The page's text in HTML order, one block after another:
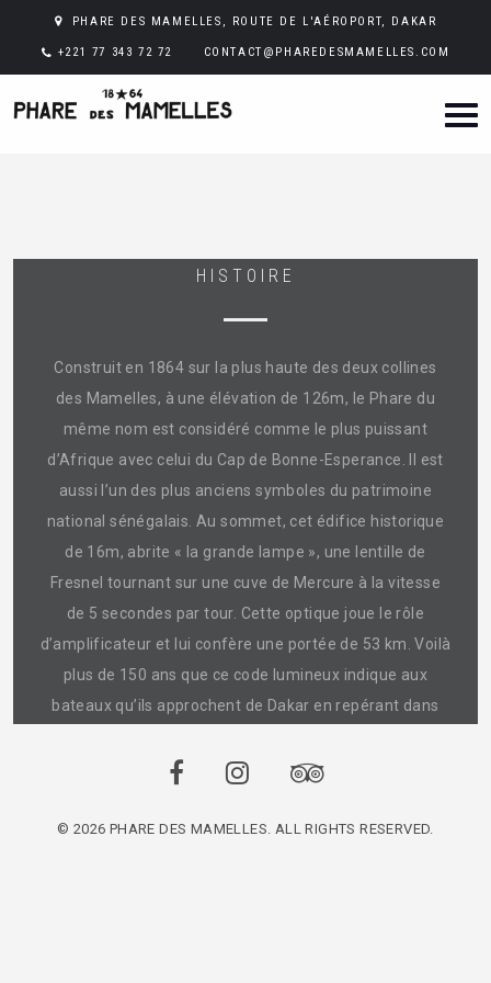
PHARE DES MAMELLES, ROUTE DE L'AÉROPORT, DAKAR
+221 77 343 72 72 CONTACT@PHAREDESMAMELLES.COM
HISTOIRE
Construit en 1864 sur la plus haute des deux collines
des Mamelles, à une élévation de 126m, le Phare du
même nom est considéré comme le plus puissant
d’Afrique avec celui du Cap de Bonne-Esperance. Il est
aussi l’un des plus anciens symboles du patrimoine
national sénégalais. Au sommet, cet édifice historique
de 16m, abrite « la grande lampe », une lentille de
Fresnel tournant sur une cuve de Mercure à la vitesse
de 5 secondes par tour. Cette optique joue le rôle
d’amplificateur et lui confère une portée de 53 km. Voilà
plus de 150 ans que ce code lumineux indique aux
bateaux qu’ils approchent de Dakar en repérant dans
© 2026 PHARE DES MAMELLES. ALL RIGHTS RESERVED.